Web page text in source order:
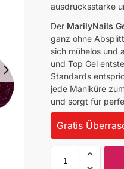
ausdrucksstarke
Der MarilyNails
ganz ohne
sich mühelos und
und Top Gel
Standards
jede Maniküre
und sorgt für
Gratis